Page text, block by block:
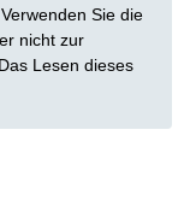
Sie die
nicht zur
Lesen dieses